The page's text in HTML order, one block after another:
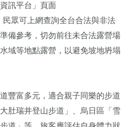
訊平台」頁面
民眾可上網查詢全台合法與非法
備參考，切勿前往未合法露營場
域等地點露營，以避免坡地坍塌
豐富多元，適合親子同樂的步道
肚瑞井登山步道」、烏日區「雪